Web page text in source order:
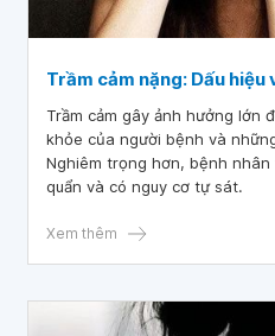
Trầm cảm nặng: Dấu
Trầm cảm gây ảnh hưởng lớn
khỏe của người bệnh và
Nghiêm trọng hơn, bệnh
quẩn và có nguy cơ tự sát.
Xem thêm